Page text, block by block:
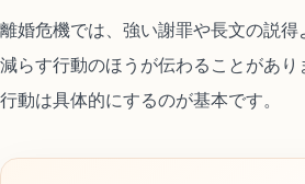
離婚危機では、強い謝罪や長文の説得
減らす行動のほうが伝わることがあり
行動は具体的にするのが基本です。